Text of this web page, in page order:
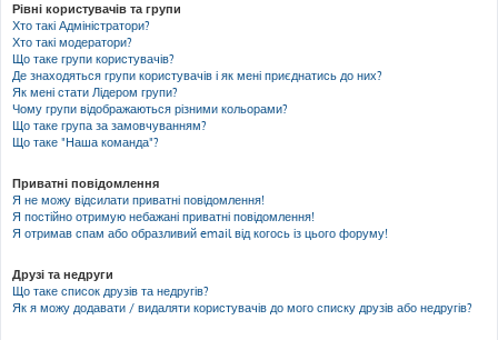
Рівні користувачів та групи
Хто такі Адміністратори?
Хто такі модератори?
Що таке групи користувачів?
Де знаходяться групи користувачів і як мені приєднатись до них?
Як мені стати Лідером групи?
Чому групи відображаються різними кольорами?
Що таке група за замовчуванням?
Що таке "Наша команда"?
Приватні повідомлення
Я не можу відсилати приватні повідомлення!
Я постійно отримую небажані приватні повідомлення!
Я отримав спам або образливий email від когось із цього форуму!
Друзі та недруги
Що таке список друзів та недругів?
Як я можу додавати / видаляти користувачів до мого списку друзів або недругів?